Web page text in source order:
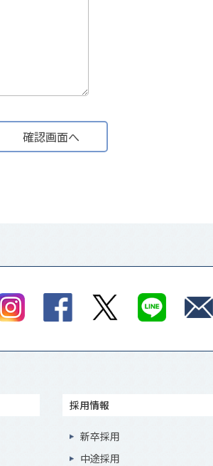
採用情報
新卒採用
中途採用